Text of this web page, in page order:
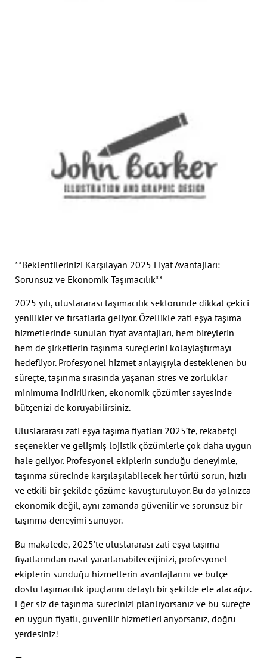
**Beklentilerinizi Karşılayan 2025 Fiyat Avantajları:
Sorunsuz ve Ekonomik Taşımacılık**
2025 yılı, uluslararası taşımacılık sektöründe dikkat çekici
yenilikler ve fırsatlarla geliyor. Özellikle zati eşya taşıma
hizmetlerinde sunulan fiyat avantajları, hem bireylerin
hem de şirketlerin taşınma süreçlerini kolaylaştırmayı
hedefliyor. Profesyonel hizmet anlayışıyla desteklenen bu
süreçte, taşınma sırasında yaşanan stres ve zorluklar
minimuma indirilirken, ekonomik çözümler sayesinde
bütçenizi de koruyabilirsiniz.
Uluslararası zati eşya taşıma fiyatları 2025’te, rekabetçi
seçenekler ve gelişmiş lojistik çözümlerle çok daha uygun
hale geliyor. Profesyonel ekiplerin sunduğu deneyimle,
taşınma sürecinde karşılaşılabilecek her türlü sorun, hızlı
ve etkili bir şekilde çözüme kavuşturuluyor. Bu da yalnızca
ekonomik değil, aynı zamanda güvenilir ve sorunsuz bir
taşınma deneyimi sunuyor.
Bu makalede, 2025’te uluslararası zati eşya taşıma
fiyatlarından nasıl yararlanabileceğinizi, profesyonel
ekiplerin sunduğu hizmetlerin avantajlarını ve bütçe
dostu taşımacılık ipuçlarını detaylı bir şekilde ele alacağız.
Eğer siz de taşınma sürecinizi planlıyorsanız ve bu süreçte
en uygun fiyatlı, güvenilir hizmetleri arıyorsanız, doğru
yerdesiniz!
—